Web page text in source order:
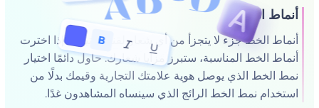
أنماط الخط
أنماط الخط جزء لا يتجزأ من أي شعار لقناة يوتيوب. إذا اخترت
أنماط الخط المناسبة، ستبرز مزايا شعارك. حاول دائمًا اختيار
نمط الخط الذي يوصل هوية علامتك التجارية وقيمك بدلًا من
استخدام نمط الخط الرائج الذي سينساه المشاهدون غدًا.